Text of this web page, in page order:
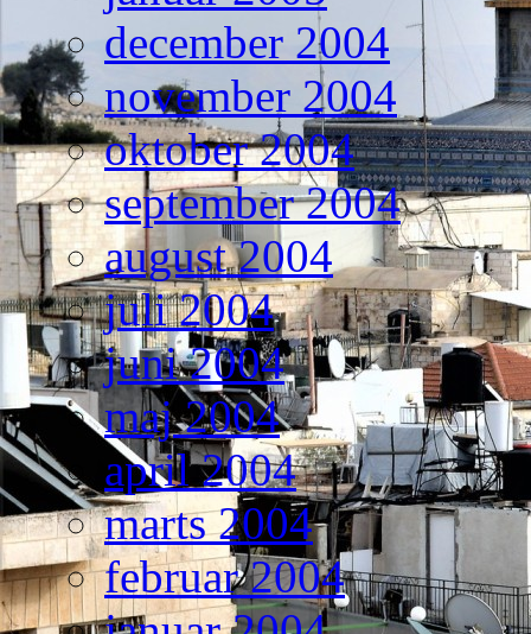
december 2004
november 2004
oktober 2004
september 2004
august 2004
juli 2004
juni 2004
maj 2004
april 2004
marts 2004
februar 2004